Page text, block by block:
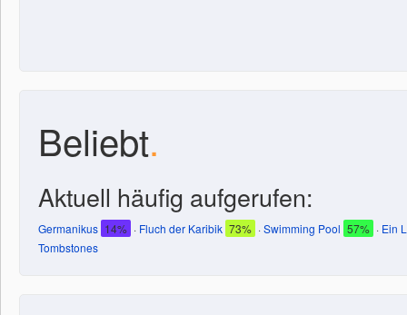
Beliebt.
Aktuell häufig aufgerufen:
Germanikus 14% · Fluch der Karibik 73% ·Swimming Pool 57% · Ein
Tombstones